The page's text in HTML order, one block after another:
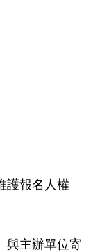
護報名人權
與主辦單位寄